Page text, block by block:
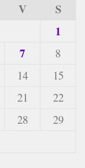
V
S
1
7
8
14
15
21
22
28
29